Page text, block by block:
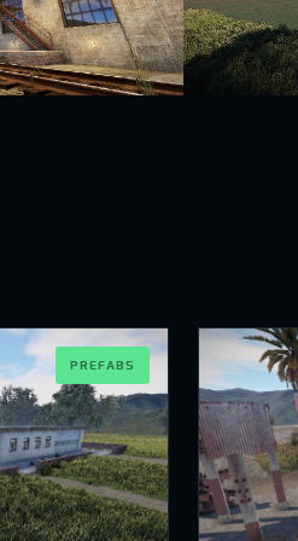
PREFABS